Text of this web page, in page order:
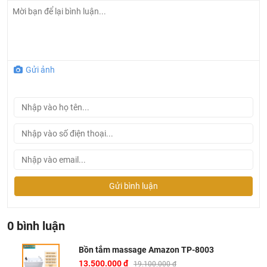
mang đến cảm giác thư thái vô song.
bao quanh mang lại vẻ ngoài hoàn chỉnh, tinh tế, đồng
Kích thước rộng rãi, dung tích 260 lít vượt trội: Với chiều
8003 cung cấp không gian ngâm mình và massage cực
toàn và tận hưởng trọn vẹn.
Chất liệu Galaxy ngọc trai và Acrylic thượng hạng: Sự kết
hợp tinh tế này tạo nên bề mặt sáng bóng tựa gương, có
việt. Chất liệu cao cấp này còn giữ nhiệt tuyệt vời cho
nước tắm, đồng thời việc vệ sinh trở nên vô cùng dễ
dàng, duy trì vẻ đẹp bền lâu.
Gửi ảnh
Gửi bình luận
0 bình luận
Bồn tắm massage Amazon TP-8003
13.500.000 đ 19.100.000 đ